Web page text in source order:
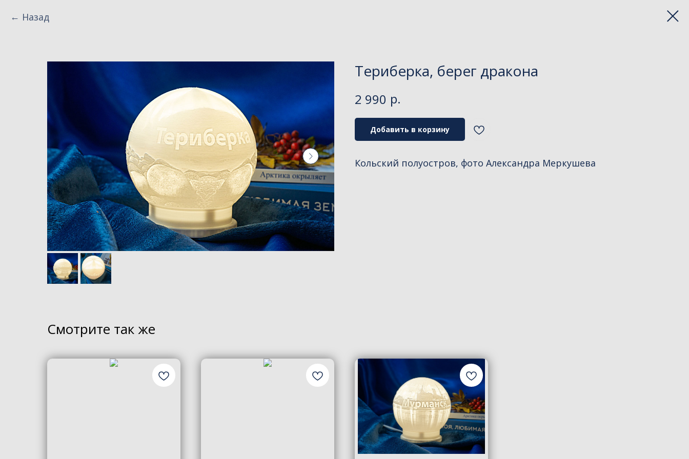
Назад
Териберка, берег дракона
2 990 р.
Добавить в корзину
Кольский полуостров, фото Александра Меркушева
Смотрите так же